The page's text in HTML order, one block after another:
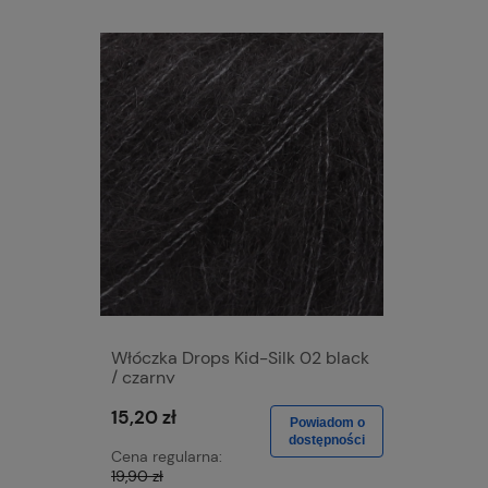
Włóczka Drops Kid-Silk 02 black
/ czarny
15,20 zł
Cena regularna:
19,90 zł
Powiadom o
dostępności